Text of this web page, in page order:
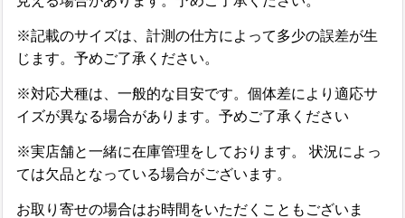
※記載のサイズは、計測の仕方によって多少の誤差が生
じます。予めご了承ください。
※対応犬種は、一般的な目安です。個体差により適応サ
イズが異なる場合があります。予めご了承ください
※実店舗と一緒に在庫管理をしております。 状況によっ
ては欠品となっている場合がございます。
お取り寄せの場合はお時間をいただくこともございま